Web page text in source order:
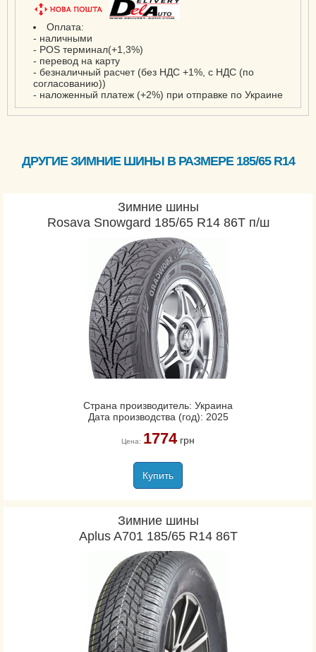
Оплата:
- наличными
- POS терминал(+1,3%)
- перевод на карту
- безналичный расчет (без НДС +1%, с НДС (по
согласованию))
- наложенный платеж (+2%) при отправке по Украине
ДРУГИЕ ЗИМНИЕ ШИНЫ В РАЗМЕРЕ 185/65 R14
Зимние шины
Rosava Snowgard 185/65 R14 86T п/ш
Страна производитель: Украина
Дата производства (год): 2025
Цена: 1774грн
Купить
Зимние шины
Aplus A701 185/65 R14 86T